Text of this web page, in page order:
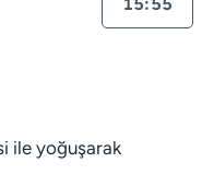
ile yoğuşarak